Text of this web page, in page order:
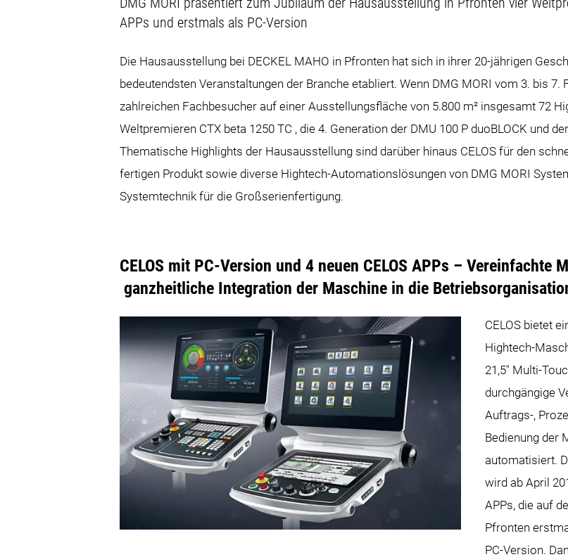
APPs und erstmals als PC-Version
Die Hausausstellung bei DECKEL MAHO in Pfronten hat sich in ihrer 20-jährigen
bedeutendsten Veranstaltungen der Branche etabliert. Wenn DMG MORI vom 3. bis
zahlreichen Fachbesucher auf einer Ausstellungsfläche von 5.800 m² insgesamt 72
Weltpremieren CTX beta 1250 TC , die 4. Generation der DMU 100 P duoBLOCK und
Thematische Highlights der Hausausstellung sind darüber hinaus CELOS für den
fertigen Produkt sowie diverse Hightech-Automationslösungen von DMG MORI
Systemtechnik für die Großserienfertigung.
CELOS mit PC-Version und 4 neuen CELOS APPs – Vereinfachte
ganzheitliche Integration der Maschine in die
CELOS bietet
Hightech-
21,5" Multi-
durchgängige
Auftrags-,
Bedienung der
automatisiert.
wird ab April
APPs, die auf
Pfronten
PC-Version.